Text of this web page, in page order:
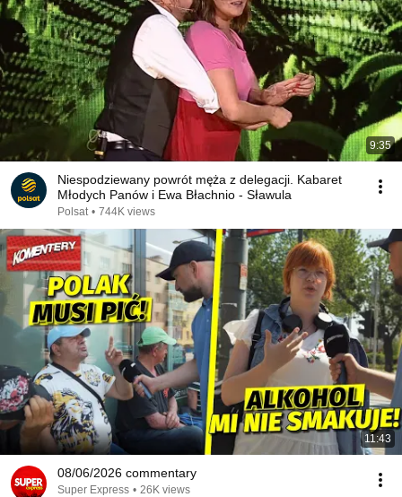
9:35
Niespodziewany powrót męża z delegacji. Kabaret
Młodych Panów i Ewa Błachnio - Sławula
Polsat • 744K views
11:43
08/06/2026 commentary
Super Express • 26K views